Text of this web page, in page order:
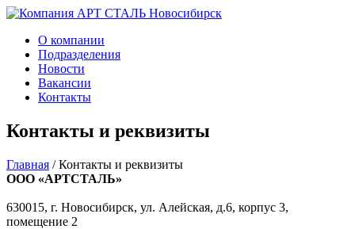
О компании
Подразделения
Новости
Вакансии
Контакты
Контакты и реквизиты
Главная /Контакты и реквизиты
ООО «АРТСТАЛЬ»
630015, г. Новосибирск, ул. Алейская, д.6, корпус 3,
помещение 2